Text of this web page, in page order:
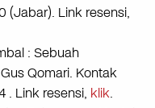
(Jabar). Link resensi,
: Sebuah
Qomari. Kontak
. Link resensi, klik.